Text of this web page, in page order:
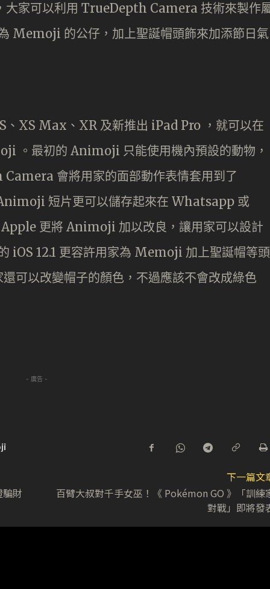
大家可以利用 TrueDepth Camera 技術來製作
Memoji 的公仔，加上聖誕帽頭飾來加添節日氣
XS Max、XR 及新推出 iPad Pro ，就可以在
。最初的 Animoji 只能使用機內預設的動物，
會將用家的面部動作表情套用到了
短片更可以儲存起來在 Whatsapp 或
更將 Animoji 加以改良，讓用家可以設計
iOS 12.1 更容許用家為 Memoji 加上聖誕帽等頭
可以改變帽子的顏色，不過應該不會改成綠色
- 廣告 -
財
下一篇文
百臂大叔對千手女巫！《 Pokémon GO 》「訓練
對戰」即將發